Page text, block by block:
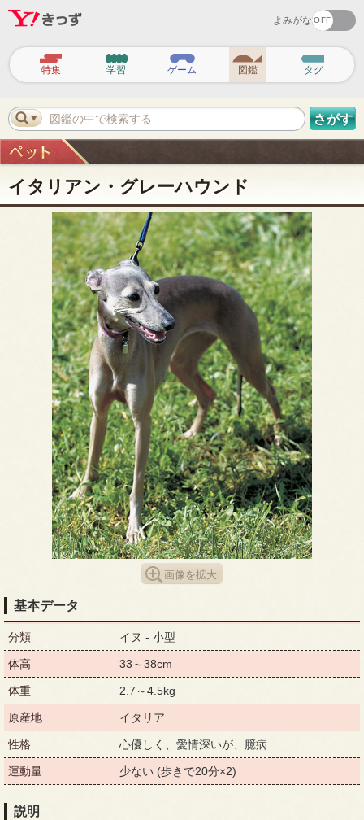
よみがな
ビ
ゲ
ー
シ
ョ
特集 学習 ゲーム 図鑑 タグ
図鑑の中で検索する さがす
イタリアン・グレーハウンド
画像を拡大
基本データ
分類 イヌ - 小型
体高 33～38cm
体重 2.7～4.5kg
原産地 イタリア
性格 心優しく、愛情深いが、臆病
運動量 少ない (歩きで20分×2)
説明